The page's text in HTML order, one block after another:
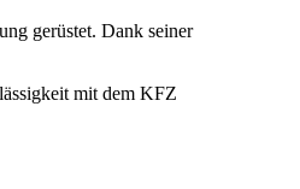
gerüstet. Dank seiner
mit dem KFZ